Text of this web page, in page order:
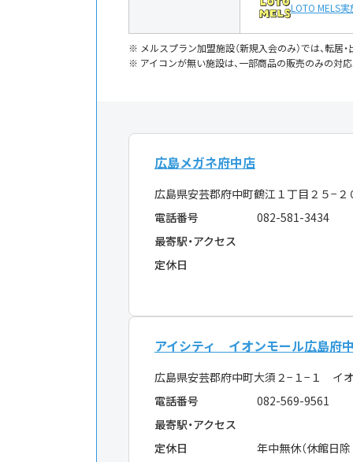
LOTO MELS実
メルスプラン加盟施設（新規入会のみ）では、転
アイコンが無い施設は、一部商品の販売のみの対
広島メガネ府中店
広島県安芸郡府中町鶴江１丁目２５−
電話番号
082-581-3434
最寄駅・アクセス
定休日
アイシティ イオンモール広島府
広島県安芸郡府中町大須２−１−１ イ
電話番号
082-569-9561
最寄駅・アクセス
定休日
年中無休（休館日除